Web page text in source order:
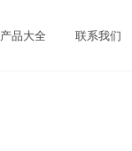
产品大全 联系我们